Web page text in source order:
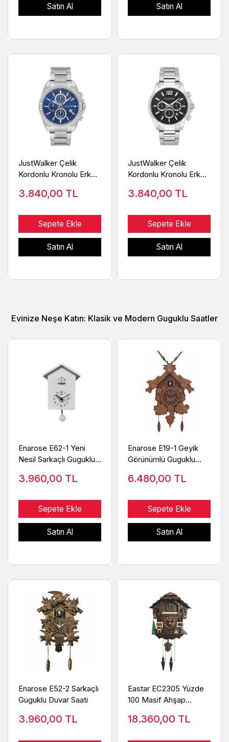
Satın Al Satın Al
JustWalker Çelik
Kordonlu Kronolu Erkek
3.840,00 TL
Sepete Ekle
Satın Al
JustWalker Çelik
Kordonlu Kronolu Erkek
3.840,00 TL
Sepete Ekle
Satın Al
Evinize Neşe Katın: Klasik ve Modern Guguklu Saatler
Enarose E62-1 Yeni
Nesil Sarkaçlı Guguklu
3.960,00 TL
Sepete Ekle
Satın Al
Enarose E19-1 Geyik
Görünümlü Guguklu
6.480,00 TL
Sepete Ekle
Satın Al
Enarose E52-2 Sarkaçlı
Guguklu Duvar Saati
3.960,00 TL
Eastar EC2305 Yüzde
100 Masif Ahşap
18.360,00 TL